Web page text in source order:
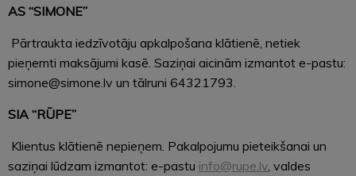
AS “SIMONE”
Pārtraukta iedzīvotāju apkalpošana klātienē, netiek
pieņemti maksājumi kasē. Saziņai aicinām izmantot e-pastu:
simone@simone.lv un tālruni 64321793.
SIA “RŪPE”
Klientus klātienē nepieņem. Pakalpojumu pieteikšanai un
saziņai lūdzam izmantot: e-pastu info@rupe.lv , valdes